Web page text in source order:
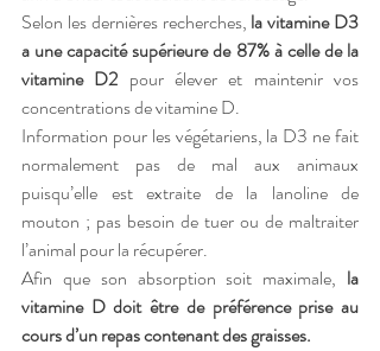
Selon les dernières recherches, la vitamine D3
a une capacité supérieure de 87% à celle de la
vitamine D2 pour élever et maintenir vos
concentrations de vitamine D.
Information pour les végétariens, la D3 ne fait
normalement pas de mal aux animaux
puisqu’elle est extraite de la lanoline de
mouton ; pas besoin de tuer ou de maltraiter
l’animal pour la récupérer.
Afin que son absorption soit maximale, la
vitamine D doit être de préférence prise au
cours d’un repas contenant des graisses.